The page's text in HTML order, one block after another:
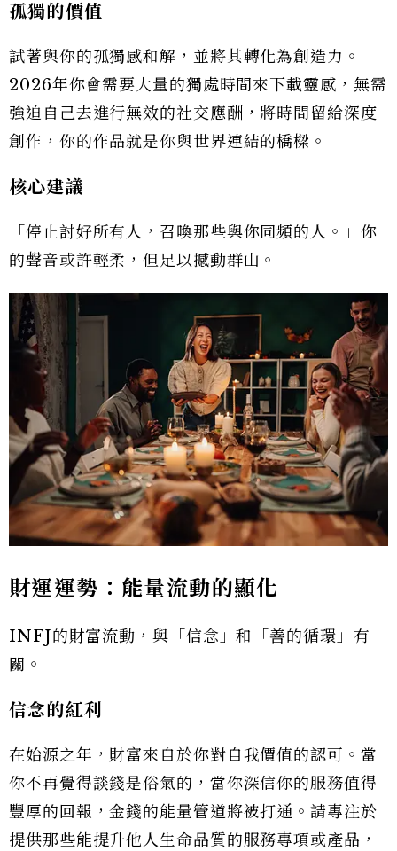
孤獨的價值
試著與你的孤獨感和解，並將其轉化為創造力。
2026年你會需要大量的獨處時間來下載靈感，無需
強迫自己去進行無效的社交應酬，將時間留給深度
創作，你的作品就是你與世界連結的橋樑。
核心建議
「停止討好所有人，召喚那些與你同頻的人。」你
的聲音或許輕柔，但足以撼動群山。
財運運勢：能量流動的顯化
INFJ的財富流動，與「信念」和「善的循環」有
關。
信念的紅利
在始源之年，財富來自於你對自我價值的認可。當
你不再覺得談錢是俗氣的，當你深信你的服務值得
豐厚的回報，金錢的能量管道將被打通。請專注於
提供那些能提升他人生命品質的服務專項或產品，